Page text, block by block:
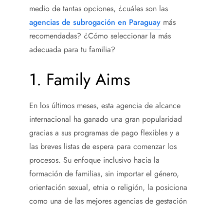
medio de tantas opciones, ¿cuáles son las
agencias de subrogación en Paraguay más
recomendadas? ¿Cómo seleccionar la más
adecuada para tu familia?
1. Family Aims
En los últimos meses, esta agencia de alcance
internacional ha ganado una gran popularidad
gracias a sus programas de pago flexibles y a
las breves listas de espera para comenzar los
procesos. Su enfoque inclusivo hacia la
formación de familias, sin importar el género,
orientación sexual, etnia o religión, la posiciona
como una de las mejores agencias de gestación